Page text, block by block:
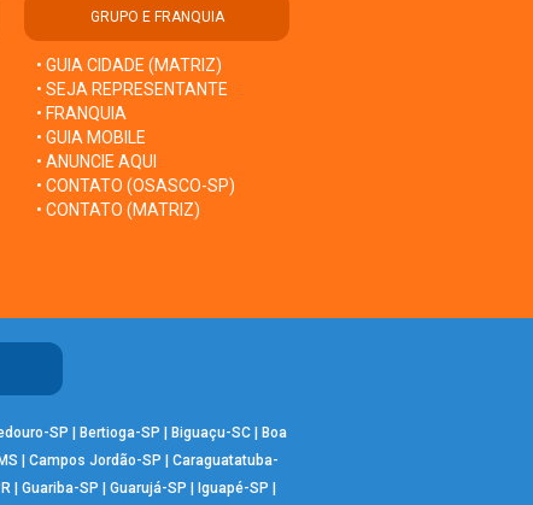
GRUPO E FRANQUIA
• GUIA CIDADE (MATRIZ)
• SEJA REPRESENTANTE
• FRANQUIA
• GUIA MOBILE
• ANUNCIE AQUI
• CONTATO (OSASCO-SP)
• CONTATO (MATRIZ)
SP | Bertioga-SP | Biguaçu-SC| Boa
| Campos Jordão-SP | Caraguatatuba-
| Guariba-SP | Guarujá-SP | Iguapé-SP |